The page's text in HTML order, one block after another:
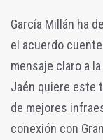
García Millán ha
el acuerdo
mensaje claro a
Jaén quiere este
de mejores
conexión con